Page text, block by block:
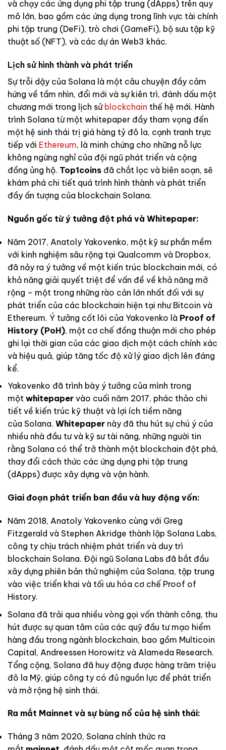
và chạy các ứng dụng phi tập trung (dApps) trên quy
mô lớn, bao gồm các ứng dụng trong lĩnh vực tài chính
phi tập trung (DeFi), trò chơi (GameFi), bộ sưu tập kỹ
thuật số (NFT), và các dự án Web3 khác.
Lịch sử hình thành và phát triển
Sự trỗi dậy của Solana là một câu chuyện đầy cảm
hứng về tầm nhìn, đổi mới và sự kiên trì, đánh dấu một
chương mới trong lịch sử blockchain thế hệ mới. Hành
trình Solana từ một whitepaper đầy tham vọng đến
một hệ sinh thái trị giá hàng tỷ đô la, cạnh tranh trực
tiếp với Ethereum, là minh chứng cho những nỗ lực
không ngừng nghỉ của đội ngũ phát triển và cộng
đồng ủng hộ. Top1coins đã chắt lọc và biên soạn, sẽ
khám phá chi tiết quá trình hình thành và phát triển
đầy ấn tượng của blockchain Solana.
Nguồn gốc từ ý tưởng đột phá và Whitepaper:
Năm 2017, Anatoly Yakovenko, một kỹ sư phần mềm
với kinh nghiệm sâu rộng tại Qualcomm và Dropbox,
đã nảy ra ý tưởng về một kiến trúc blockchain mới, có
khả năng giải quyết triệt để vấn đề về khả năng mở
rộng – một trong những rào cản lớn nhất đối với sự
phát triển của các blockchain hiện tại như Bitcoin và
Ethereum. Ý tưởng cốt lõi của Yakovenko là Proof of
History (PoH), một cơ chế đồng thuận mới cho phép
ghi lại thời gian của các giao dịch một cách chính xác
và hiệu quả, giúp tăng tốc độ xử lý giao dịch lên đáng
kể.
Yakovenko đã trình bày ý tưởng của mình trong
một whitepaper vào cuối năm 2017, phác thảo chi
tiết về kiến trúc kỹ thuật và lợi ích tiềm năng
của Solana. Whitepaper này đã thu hút sự chú ý của
nhiều nhà đầu tư và kỹ sư tài năng, những người tin
rằng Solana có thể trở thành một blockchain đột phá,
thay đổi cách thức các ứng dụng phi tập trung
(dApps) được xây dựng và vận hành.
Giai đoạn phát triển ban đầu và huy động vốn:
Năm 2018, Anatoly Yakovenko cùng với Greg
Fitzgerald và Stephen Akridge thành lập Solana Labs,
công ty chịu trách nhiệm phát triển và duy trì
blockchain Solana. Đội ngũ Solana Labs đã bắt đầu
xây dựng phiên bản thử nghiệm của Solana, tập trung
vào việc triển khai và tối ưu hóa cơ chế Proof of
History.
Solana đã trải qua nhiều vòng gọi vốn thành công, thu
hút được sự quan tâm của các quỹ đầu tư mạo hiểm
hàng đầu trong ngành blockchain, bao gồm Multicoin
Capital, Andreessen Horowitz và Alameda Research.
Tổng cộng, Solana đã huy động được hàng trăm triệu
đô la Mỹ, giúp công ty có đủ nguồn lực để phát triển
và mở rộng hệ sinh thái.
Ra mắt Mainnet và sự bùng nổ của hệ sinh thái:
Tháng 3 năm 2020, Solana chính thức ra